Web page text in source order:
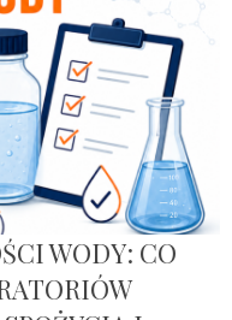
WODY: CO